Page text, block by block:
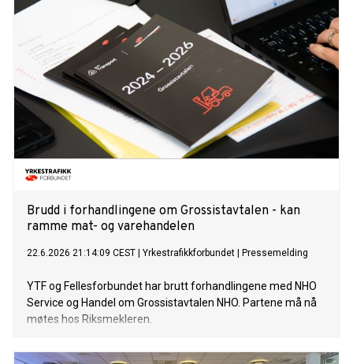
Brudd i forhandlingene om Grossistavtalen - kan
ramme mat- og varehandelen
22.6.2026 21:14:09 CEST Yrkestrafikkforbundet Pressemelding
YTF og Fellesforbundet har brutt forhandlingene med NHO
Service og Handel om Grossistavtalen NHO. Partene må nå
møtes hos Riksmekleren.